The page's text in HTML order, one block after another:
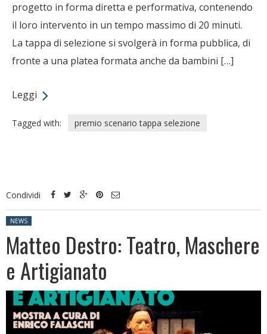
progetto in forma diretta e performativa, contenendo
il loro intervento in un tempo massimo di 20 minuti.
La tappa di selezione si svolgerà in forma pubblica, di
fronte a una platea formata anche da bambini […]
Leggi
Tagged with: premio scenario tappa selezione
Condividi
Posted in:
NEWS
Matteo Destro: Teatro, Maschere
e Artigianato